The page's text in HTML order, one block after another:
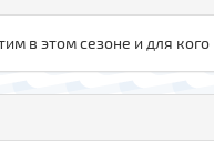
в этом сезоне и для